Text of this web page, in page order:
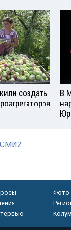
создать
В
СМИ2
Фото